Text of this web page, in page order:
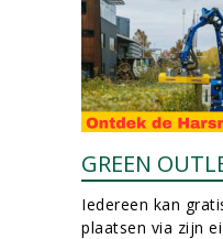
GREEN
Iedereen kan
plaatsen via zijn